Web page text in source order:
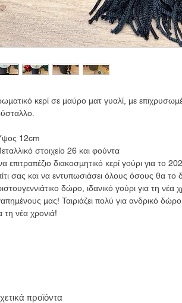
κερί σε μαύρο ματ γυαλί, με
12cm
στοιχείο 26 και φούντα
επιτραπέζιο διακοσμητικό κερί γούρι για το
σας και να εντυπωσιάσει όλους όσους θα το
δώρο, ιδανικό γούρι για τη νέα
μας! Ταιριάζει πολύ για ανδρικό
τη νέα χρονιά!
προϊόντα